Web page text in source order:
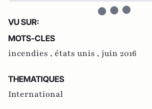
VU SUR:
MOTS-CLES
incendies , états unis , juin 2016
THEMATIQUES
International